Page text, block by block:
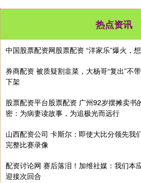
热点资讯
中国股票配资网股票配资 “洋家乐”爆火，
券商配资 被质疑割韭菜，大杨哥“复出”不
下架
股票配资平台股票配资 广州92岁摆摊卖书
密：为病妻读故事，为追极光而远行
山西配资公司 卡斯尔：即使大比分领先我
完整比赛录像
配资讨论网 赛后落泪！加维社媒：我们本
迎接次回合